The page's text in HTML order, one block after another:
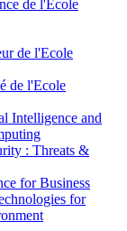
de l'Ecole
de l'Ecole
de l'Ecole
Intelligence and
: Threats &
for Business
for